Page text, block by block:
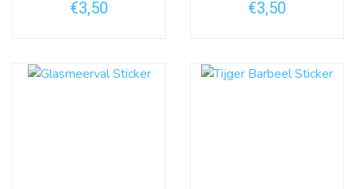
€3,50 €3,50